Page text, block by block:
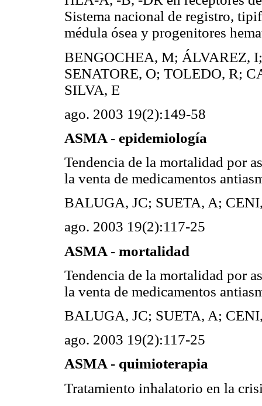
Sistema nacional de registro,
médula ósea y progenitores
BENGOCHEA, M; ÁLVAREZ,
SENATORE, O; TOLEDO, R;
SILVA, E
ago. 2003 19(2):149-58
ASMA - epidemiología
Tendencia de la mortalidad por
la venta de medicamentos
BALUGA, JC; SUETA, A;
ago. 2003 19(2):117-25
ASMA - mortalidad
Tendencia de la mortalidad por
la venta de medicamentos
BALUGA, JC; SUETA, A;
ago. 2003 19(2):117-25
ASMA - quimioterapia
Tratamiento inhalatorio en la